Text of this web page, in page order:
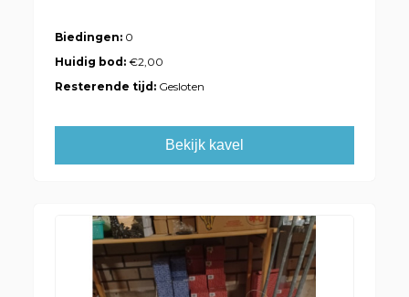
Biedingen: 0
Huidig bod:€2,00
Resterende tijd: Gesloten
Bekijk kavel